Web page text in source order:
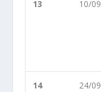
13 10/09
14 24/09